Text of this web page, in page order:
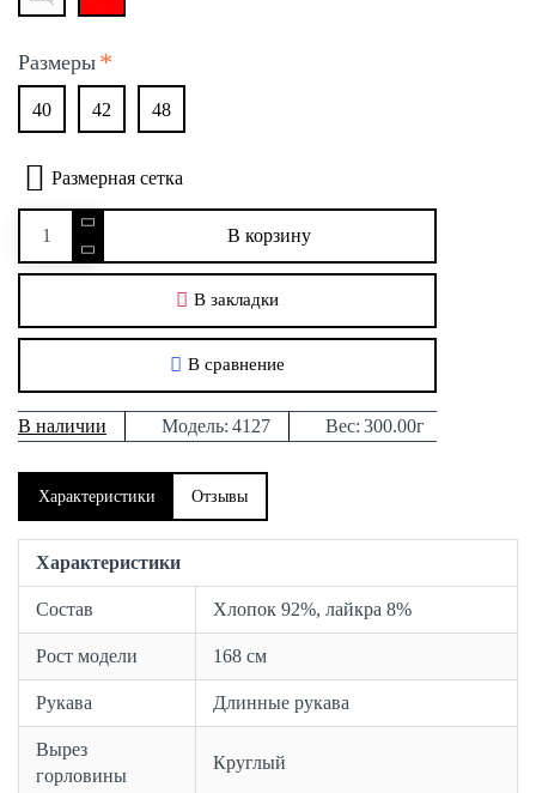
В наличии Модель: 4127 Вес: 300.00г
Размеры
40 42 48
В корзину
В закладки
В сравнение
Размерная сетка
Характеристики Отзывы
Характеристики
Состав Хлопок 92%, лайкра 8%
Рост модели 168 см
Рукава Длинные рукава
Вырез
горловины
Круглый